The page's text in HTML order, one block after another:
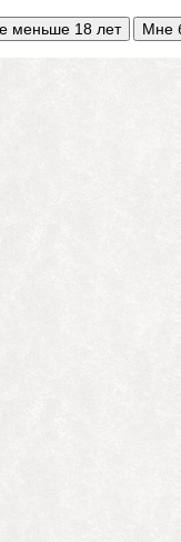
меньше 18 лет Мне